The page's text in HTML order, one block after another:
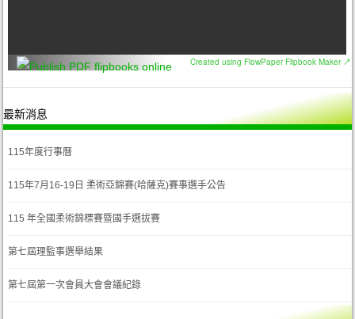
Created using FlowPaper Flipbook Maker ↗
最新消息
115年度行事曆
115年7月16-19日 柔術亞錦賽(哈薩克)賽事選手公告
115 年全國柔術錦標賽暨國手選拔賽
第七屆理監事選舉結果
第七屆第一次會員大會會議紀錄